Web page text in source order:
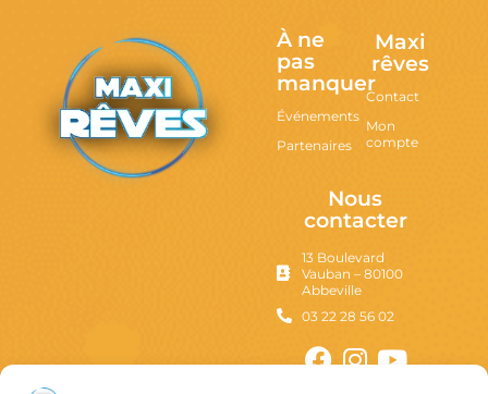
À ne
pas
manquer
Événements
Partenaires
Maxi
rêves
Contact
Mon
compte
Nous
contacter
13 Boulevard
Vauban – 80100
Abbeville
03 22 28 56 02